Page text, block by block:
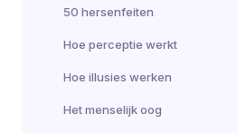
50 hersenfeiten
Hoe perceptie werkt
Hoe illusies werken
Het menselijk oog